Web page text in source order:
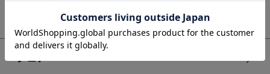
■生地
アイテムサイズ
シェア